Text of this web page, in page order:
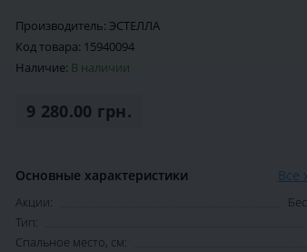
Производитель: ЭСТЕЛЛА
Код товара: 15940094
Наличие: В наличии
9 280.00 грн.
Основные характеристики Все
Акции:
Тип:
Спальное место, см: